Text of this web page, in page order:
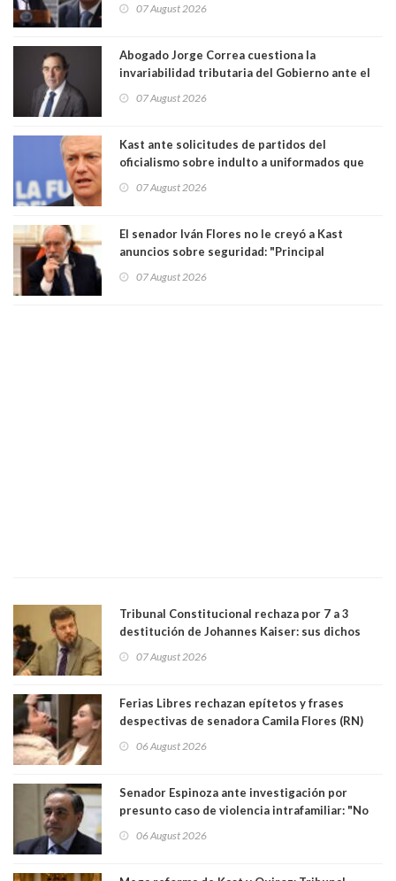
07 August 2026
Abogado Jorge Correa cuestiona la
invariabilidad tributaria del Gobierno ante el
democracia” y "defendemos la alternancia en el
07 August 2026
Kast ante solicitudes de partidos del
oficialismo sobre indulto a uniformados que
07 August 2026
El senador Iván Flores no le creyó a Kast
anuncios sobre seguridad: "Principal
perseguir ruta del dinero y levantar secreto
07 August 2026
Tribunal Constitucional rechaza por 7 a 3
destitución de Johannes Kaiser: sus dichos
justicia constitucional porque no es diputado
07 August 2026
Ferias Libres rechazan epítetos y frases
despectivas de senadora Camila Flores (RN)
06 August 2026
Senador Espinoza ante investigación por
presunto caso de violencia intrafamiliar: "No
antecedentes a Tribunal Supremo
06 August 2026